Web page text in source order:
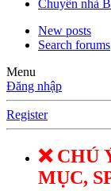
Chuyển nhà
New posts
Search forums
Menu
Đăng nhập
Register
❌ CHÚ
MỤC,